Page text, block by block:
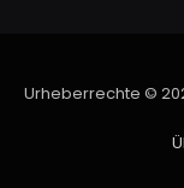
Urheberrechte ©